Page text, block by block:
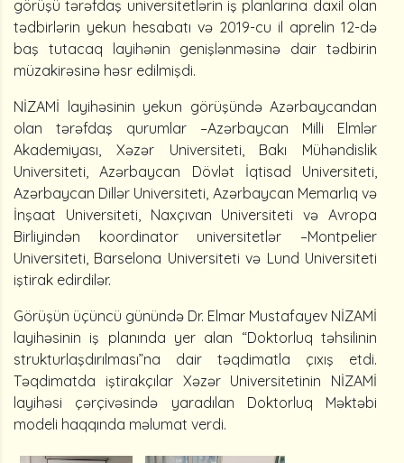
görüşü tərəfdaş universitetlərin iş planlarına daxil olan
tədbirlərin yekun hesabatı və 2019-cu il aprelin 12-də
baş tutacaq layihənin genişlənməsinə dair tədbirin
müzakirəsinə həsr edilmişdi.
NİZAMİ layihəsinin yekun görüşündə Azərbaycandan
olan tərəfdaş qurumlar –Azərbaycan Milli Elmlər
Akademiyası, Xəzər Universiteti, Bakı Mühəndislik
Universiteti, Azərbaycan Dövlət İqtisad Universiteti,
Azərbaycan Dillər Universiteti, Azərbaycan Memarlıq və
İnşaat Universiteti, Naxçıvan Universiteti və Avropa
Birliyindən koordinator universitetlər –Montpelier
Universiteti, Barselona Universiteti və Lund Universiteti
iştirak edirdilər.
Görüşün üçüncü günündə Dr. Elmar Mustafayev NİZAMİ
layihəsinin iş planında yer alan “Doktorluq təhsilinin
strukturlaşdırılması”na dair təqdimatla çıxış etdi.
Təqdimatda iştirakçılar Xəzər Universitetinin NİZAMİ
layihəsi çərçivəsində yaradılan Doktorluq Məktəbi
modeli haqqında məlumat verdi.